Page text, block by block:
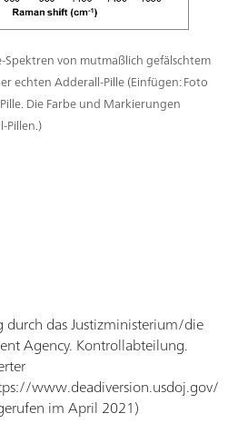
Spektren von mutmaßlich gefälschtem
echten Adderall-Pille (Einfügen: Foto
Die Farbe und Markierungen
Pillen.)
durch das Justizministerium/die
Agency. Kontrollabteilung.
www.deadiversion.usdoj.gov/
im April 2021)